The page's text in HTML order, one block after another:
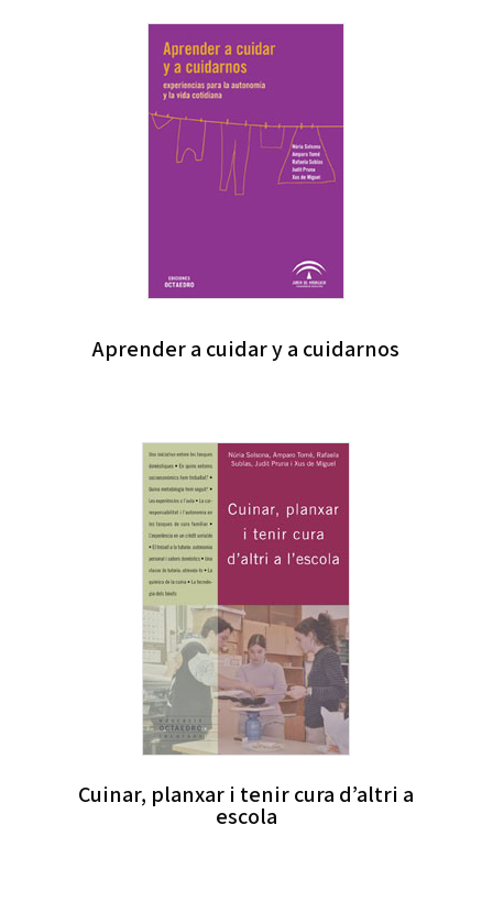
Aprender a cuidar y a cuidarnos
Cuinar, planxar i tenir cura d’altri a
escola